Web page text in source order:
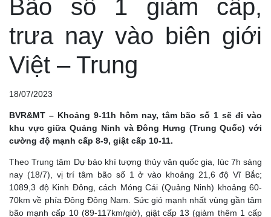
Bão số 1 giảm cấp,
trưa nay vào biên giới
Việt – Trung
18/07/2023
BVR&MT – Khoảng 9-11h hôm nay, tâm bão số 1 sẽ đi vào
khu vực giữa Quảng Ninh và Đông Hưng (Trung Quốc) với
cường độ mạnh cấp 8-9, giật cấp 10-11.
Theo Trung tâm Dự báo khí tượng thủy văn quốc gia, lúc 7h sáng
nay (18/7), vị trí tâm bão số 1 ở vào khoảng 21,6 độ Vĩ Bắc;
1089,3 độ Kinh Đông, cách Móng Cái (Quảng Ninh) khoảng 60-
70km về phía Đông Đông Nam. Sức gió mạnh nhất vùng gần tâm
bão mạnh cấp 10 (89-117km/giờ), giật cấp 13 (giảm thêm 1 cấp